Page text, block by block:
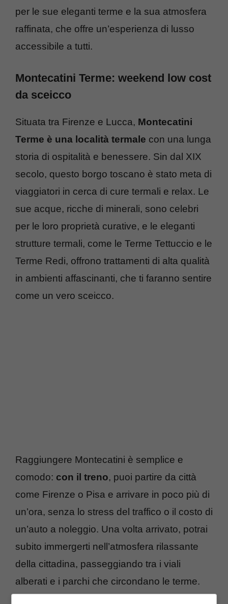
per le sue eleganti terme e la sua atmosfera
raffinata, che offre un’esperienza di lusso
accessibile a tutti.
Montecatini Terme: weekend low cost
da sceicco
Situata tra Firenze e Lucca, Montecatini
Terme è una località termale con una lunga
storia di ospitalità e benessere. Sin dal XIX
secolo, questo borgo toscano è stato meta di
viaggiatori in cerca di cure termali e relax. Le
sue acque, ricche di minerali, sono celebri
per le loro proprietà curative, e le eleganti
strutture termali, come le Terme Tettuccio e le
Terme Redi, offrono trattamenti di alta qualità
in ambienti affascinanti, che ti faranno sentire
come un vero sceicco.
Raggiungere Montecatini è semplice e
comodo: con il treno, puoi partire da città
come Firenze o Pisa e arrivare in poco più di
un’ora, senza lo stress del traffico o il costo di
un’auto a noleggio. Una volta arrivato, potrai
subito immergerti nell’atmosfera rilassante
della cittadina, passeggiando tra i viali
alberati e i parchi che circondano le terme.